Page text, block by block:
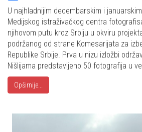
Share
U najhladnijim decembarskim i
Medijskog istraživačkog centra
njihovom putu kroz Srbiju u okviru
podržanog od strane Komesarijata za
Republike Srbije. Prva u nizu izložbi
Nišlijama predstavljeno 50 fotografija u
Opširnije...